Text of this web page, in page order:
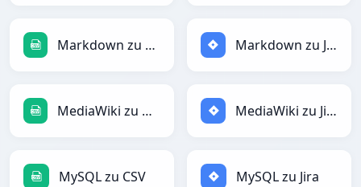
Markdown zu CSV Markdown zu Jira
MediaWiki zu CSV MediaWiki zu Jira
MySQL zu CSV MySQL zu Jira